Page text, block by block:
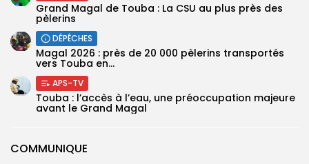
COMMUNIQUE
Grand Magal de Touba : La CSU au plus près des
pèlerins
DÉPÊCHES
Magal 2026 : près de 20 000 pèlerins transportés
vers Touba en...
APS-TV
Touba : l’accès à l’eau, une préoccupation majeure
avant le Grand Magal